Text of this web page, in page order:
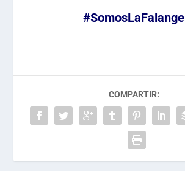
#SomosLaFalange
COMPARTIR: